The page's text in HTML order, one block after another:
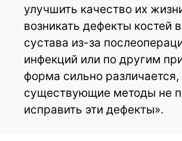
улучшить качество их
возникать дефекты костей
сустава из-за
инфекций или по другим
форма сильно различается,
существующие методы не
исправить эти дефекты».